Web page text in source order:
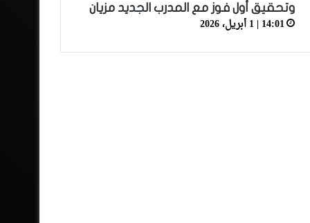
وتحقيق أول فوز مع المدرب الجديد مزيان
14:01 | 1 أبريل، 2026